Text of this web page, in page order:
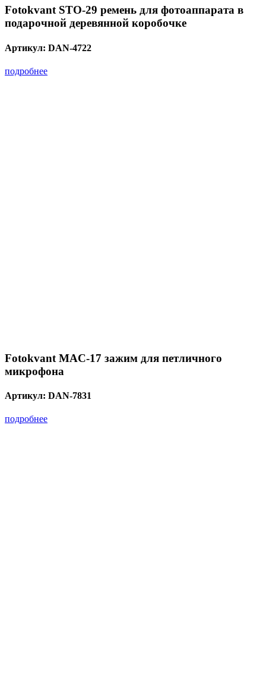
Fotokvant STO-29 ремень для фотоаппарата в
подарочной деревянной коробочке
Артикул: DAN-4722
подробнее
Fotokvant MAC-17 зажим для петличного
микрофона
Артикул: DAN-7831
подробнее